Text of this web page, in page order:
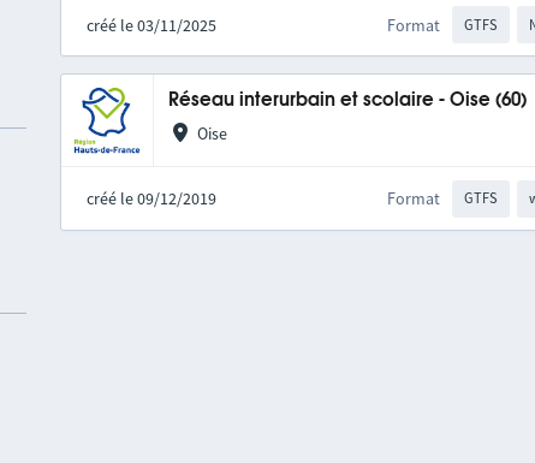
créé le 03/11/2025 Format GTFS
Réseau interurbain et scolaire - Oise (60)
Oise
créé le 09/12/2019 Format GTFS